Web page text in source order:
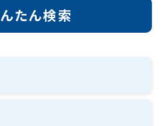
たん検索